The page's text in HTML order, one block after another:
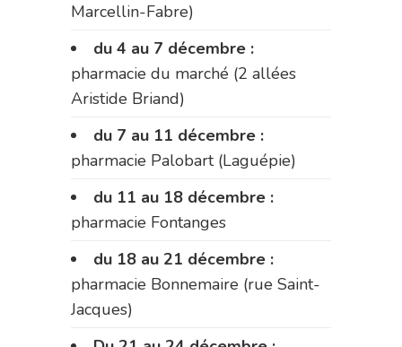
Marcellin-Fabre)
du 4 au 7 décembre :
pharmacie du marché (2 allées
Aristide Briand)
du 7 au 11 décembre :
pharmacie Palobart (Laguépie)
du 11 au 18 décembre :
pharmacie Fontanges
du 18 au 21 décembre :
pharmacie Bonnemaire (rue Saint-
Jacques)